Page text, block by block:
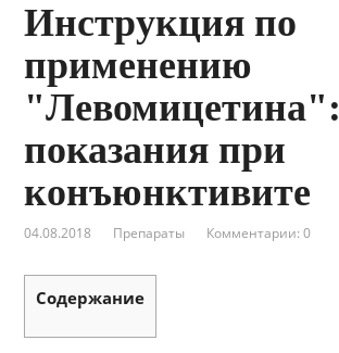
Инструкция по
применению
"Левомицетина":
показания при
конъюнктивите
04.08.2018 Препараты Комментарии: 0
Содержание